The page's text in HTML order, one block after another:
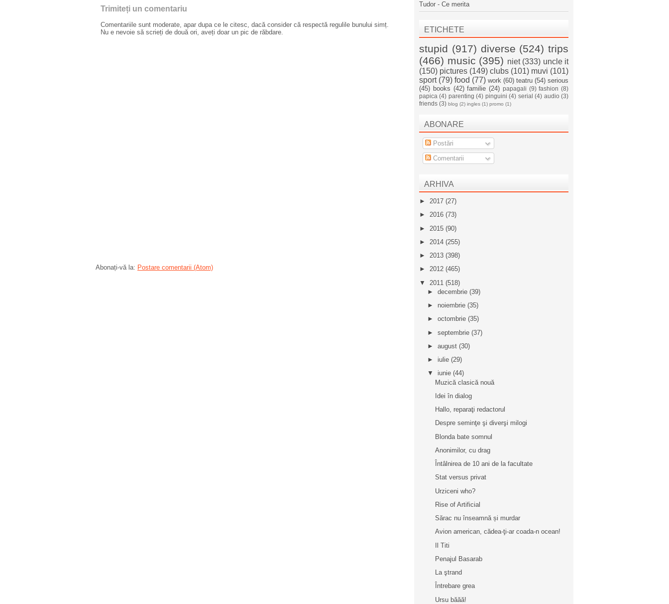
Trimiteți un comentariu
Comentariile sunt moderate, apar dupa ce le citesc, dacă consider că respectă regulile bunului simț.
Nu e nevoie să scrieți de două ori, aveți doar un pic de răbdare.
Abonați-vă la: Postare comentarii (Atom)
Tudor - Ce merita
ETICHETE
stupid (917) diverse (524) trips
(466) music (395) niet (333) uncle it
(150) pictures (149) clubs (101) muvi (101)
sport (79) food (77) work (60) teatru (54) serious
(45) books (42) familie (24) papagali (9) fashion (8)
papica (4) parenting (4) pinguini (4) serial (4) audio (3)
friends (3) blog (2) ingles (1) promo (1)
ABONARE
Postări
Comentarii
ARHIVA
► 2017 (27)
► 2016 (73)
► 2015 (90)
► 2014 (255)
► 2013 (398)
► 2012 (465)
▼ 2011 (518)
► decembrie (39)
► noiembrie (35)
► octombrie (35)
► septembrie (37)
► august (30)
► iulie (29)
▼ iunie (44)
Muzică clasică nouă
Idei în dialog
Hallo, reparaţi redactorul
Despre seminţe şi diverşi milogi
Blonda bate somnul
Anonimilor, cu drag
Întâlnirea de 10 ani de la facultate
Stat versus privat
Urziceni who?
Rise of Artificial
Sărac nu înseamnă și murdar
Avion american, cădea-ţi-ar coada-n ocean!
Il Titi
Penajul Basarab
La ştrand
Întrebare grea
Ursu băăă!